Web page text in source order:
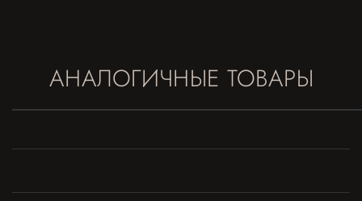
АНАЛОГИЧНЫЕ ТОВАРЫ